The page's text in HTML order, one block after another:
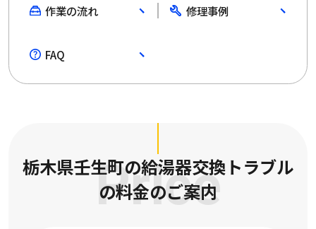
作業の流れ 修理事例
FAQ
Price
栃木県壬生町の給湯器交換トラブル
の料金のご案内